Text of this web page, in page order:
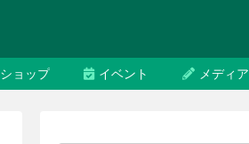
ショップ イベント メディア